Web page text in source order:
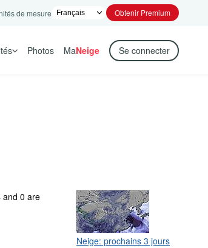
de mesure Obtenir Premium
Photos MaNeige Se connecter
Neige: prochains 3 jours
and 0 are